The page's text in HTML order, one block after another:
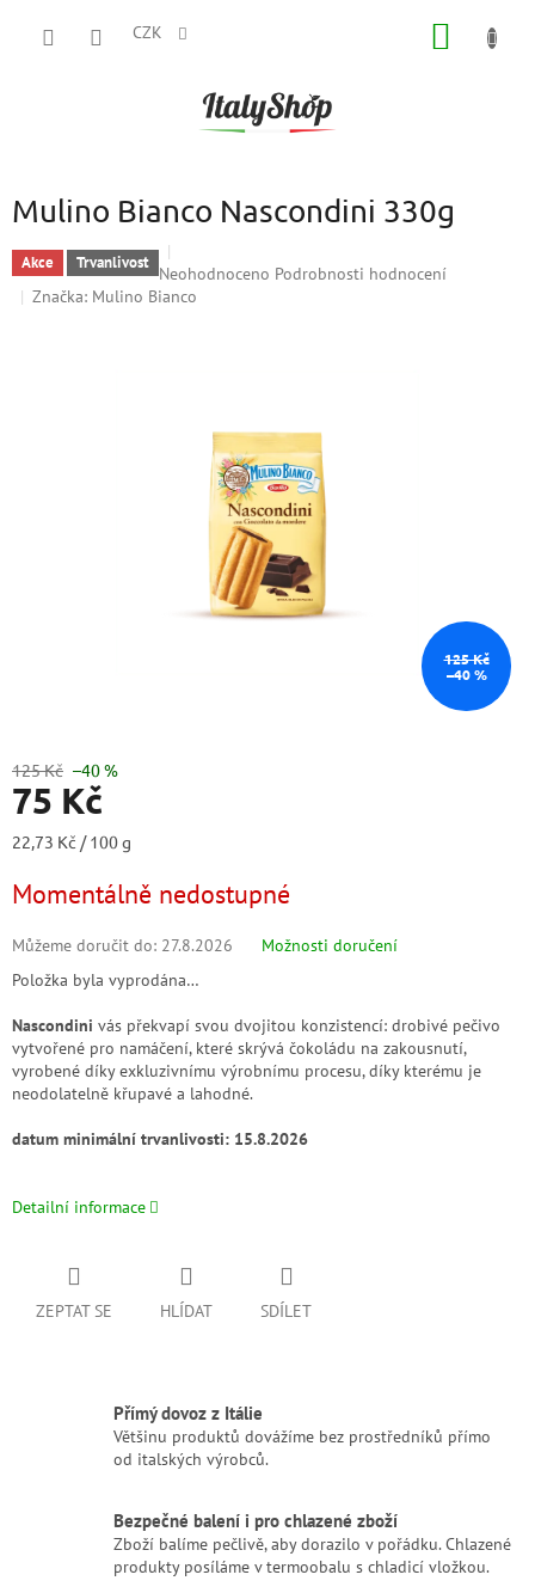
CZK
Mulino Bianco Nascondini 330g
Akce Trvanlivost Průměrné
hodnocení
hvězdiček.
Neohodnoceno Podrobnosti hodnocení
Značka: Mulino Bianco
125 Kč
–40 %
125 Kč –40 %
75 Kč
Měrná
22,73 Kč / 100 g
Momentálně nedostupné
Můžeme doručit do: 27.8.2026
Možnosti doručení
Položka byla vyprodána…
Nascondini vás překvapí svou dvojitou konzistencí: drobivé pečivo
vytvořené pro namáčení, které skrývá čokoládu na zakousnutí,
vyrobené díky exkluzivnímu výrobnímu procesu, díky kterému je
neodolatelně křupavé a lahodné.
datum minimální trvanlivosti: 15.8.2026
Detailní informace
ZEPTAT SE HLÍDAT SDÍLET
Přímý dovoz z Itálie
Většinu produktů dovážíme bez prostředníků přímo
od italských výrobců.
Bezpečné balení i pro chlazené zboží
Zboží balíme pečlivě, aby dorazilo v pořádku. Chlazené
produkty posíláme v termoobalu s chladicí vložkou.